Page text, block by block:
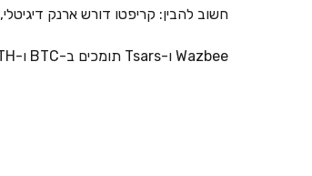
חשוב להבין: קריפטו דורש ארנק
Wazbee ו-Tsars תומכים ב-BTC ו-ETH עם משיכות מהירות.